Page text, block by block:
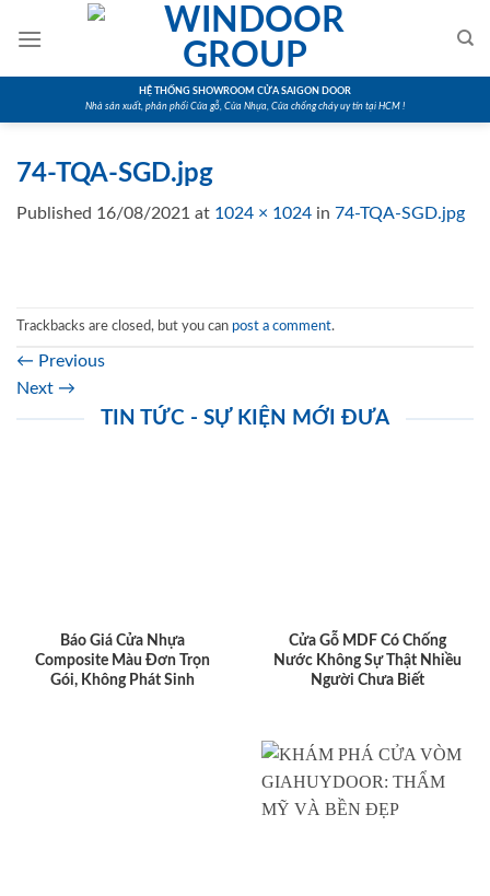
HỆ THỐNG SHOWROOM CỬA SAIGON DOOR
Nhà sản xuất, phân phối Cửa gỗ, Cửa Nhựa, Cửa chống cháy uy tín tại HCM !
74-TQA-SGD.jpg
Published 16/08/2021 at 1024 × 1024 in 74-TQA-SGD.jpg
Trackbacks are closed, but you can post a comment.
← Previous
Next →
TIN TỨC - SỰ KIỆN MỚI ĐƯA
Báo Giá Cửa Nhựa
Composite Màu Đơn Trọn
Gói, Không Phát Sinh
Cửa Gỗ MDF Có Chống
Nước Không Sự Thật Nhiều
Người Chưa Biết